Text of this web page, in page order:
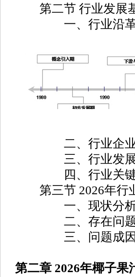
第二节 行业发展
一、行业沿革
二、行业企业
三、行业发展周
四、行业关键
第三节 2026年行
一、现状分
二、存在问题
三、问题成因
第二章 2026年椰子果